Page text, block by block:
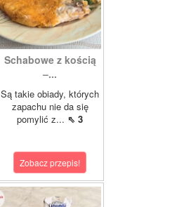
Schabowe z kością
–...
Są takie obiady, których
zapachu nie da się
pomylić z... ⇖ 3
Zobacz przepis!